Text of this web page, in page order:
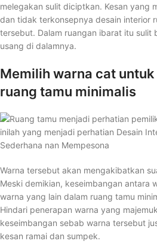
melegakan sulit diciptkan. Kesan yang
dan tidak terkonsepnya desain interior
tersebut. Dalam ruangan ibarat itu sulit
usang di dalamnya.
Memilih warna cat
ruang tamu minimalis
Warna tersebut akan mengakibatkan
Meski demikian, keseimbangan antara
warna yang lain dalam ruang tamu
Hindari penerapan warna yang
keseimbangan sebab warna tersebut
kesan ramai dan sumpek.